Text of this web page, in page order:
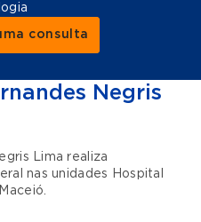
consulta
Negris
Lima realiza
nas unidades
Hospital
Maceió.